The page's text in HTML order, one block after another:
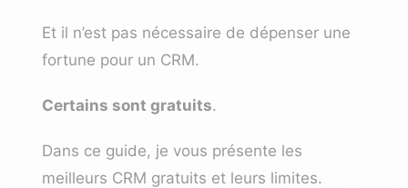
Et il n’est pas nécessaire de dépenser une
fortune pour un CRM.
Certains sont gratuits.
Dans ce guide, je vous présente les
meilleurs CRM gratuits et leurs limites.